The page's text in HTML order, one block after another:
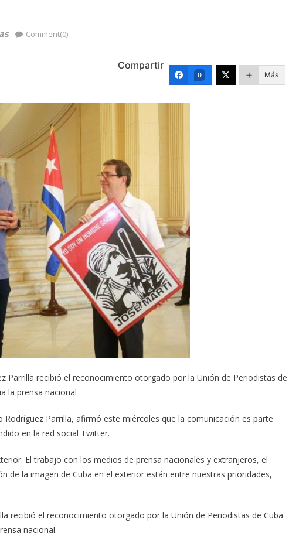
Comment(0)
Compartir
0 Más
Parrilla recibió el reconocimiento otorgado por la Unión de Periodistas de
la prensa nacional
Parrilla, afirmó este miércoles que la comunicación es parte
en la red social Twitter.
El trabajo con los medios de prensa nacionales y extranjeros, el
de la imagen de Cuba en el exterior están entre nuestras prioridades,
recibió el reconocimiento otorgado por la Unión de Periodistas de Cuba
nacional.